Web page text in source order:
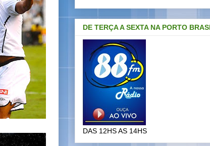
DE TERÇA A SEXTA NA PORTO
DAS 12HS AS 14HS